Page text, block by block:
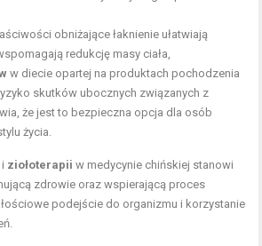
obniżające łaknienie ułatwiają
redukcję masy ciała,
w diecie opartej na produktach pochodzenia
skutków ubocznych związanych z
że jest to bezpieczna opcja dla osób
życia.
i ziołoterapii w medycynie chińskiej stanowi
zdrowie oraz wspierającą proces
podejście do organizmu i korzystanie